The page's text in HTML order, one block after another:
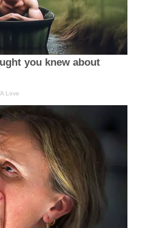
you knew about
Love